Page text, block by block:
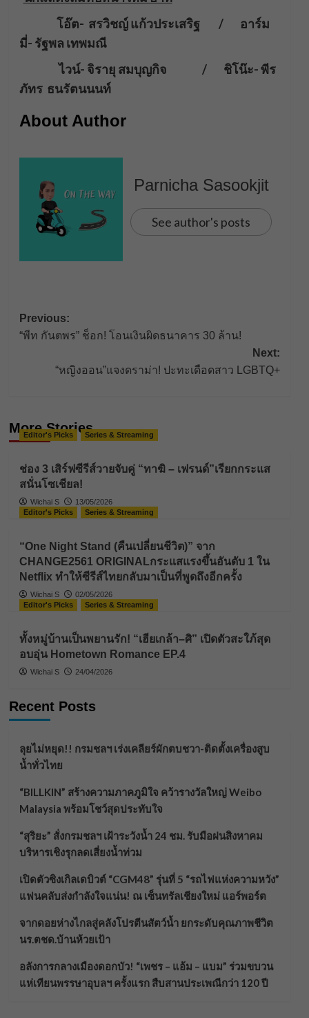
โอ๊ต- สรวิชญ์ แก้วประเสริฐ / อาร์ม
มี่- รัฐพล เทพมณี
ไวน์- จิรายุ สมบุญกิจ / ชิโน๊ะ- พีร
ภัทร ธนรัตนนนท์
About Author
Parnicha Sasookjit
See author's posts
Post
navigation
Previous:
“พีท กันตพร” ช็อก! โอนเงินผิดธนาคาร 30 ล้าน!
Next:
“หญิงออน”แจงดราม่า! ปะทะเดือดสาว LGBTQ+
More Stories
Editor's Picks Series & Streaming
ช่อง 3 เสิร์ฟซีรีส์วายจับคู่ “ทาฆิ – เฟรนด์”เรียกกระแส
สนั่นโซเชียล!
Wichai S
13/05/2026
Editor's Picks
Series & Streaming
“One Night Stand (คืนเปลี่ยนชีวิต)” จาก
CHANGE2561 ORIGINALกระแสแรงขึ้นอันดับ 1 ใน
Netflix ทำให้ซีรีส์ไทยกลับมาเป็นที่พูดถึงอีกครั้ง
Wichai S
02/05/2026
Editor's Picks
Series & Streaming
ทั้งหมู่บ้านเป็นพยานรัก! “เฮียเกล้า–ศิ” เปิดตัวสะใภ้สุด
อบอุ่น Hometown Romance EP.4
Wichai S 24/04/2026
Recent Posts
ลุยไม่หยุด!! กรมชลฯ เร่งเคลียร์ผักตบชวา-ติดตั้งเครื่องสูบ
น้ำทั่วไทย
“BILLKIN” สร้างความภาคภูมิใจ คว้ารางวัลใหญ่ Weibo
Malaysia พร้อมโชว์สุดประทับใจ
“สุริยะ” สั่งกรมชลฯ เฝ้าระวังน้ำ 24 ชม. รับมือฝนสิงหาคม
บริหารเชิงรุกลดเสี่ยงน้ำท่วม
เปิดตัวซิงเกิลเดบิวต์ “CGM48” รุ่นที่ 5 “รถไฟแห่งความหวัง”
แฟนคลับส่งกำลังใจแน่น! ณ เซ็นทรัลเชียงใหม่ แอร์พอร์ต
จากดอยห่างไกลสู่คลังโปรตีนสัตว์น้ำ ยกระดับคุณภาพชีวิต
นร.ตชด.บ้านห้วยเป้า
อลังการกลางเมืองดอกบัว! “เพชร – แอ้ม – แบม” ร่วมขบวน
แห่เทียนพรรษาอุบลฯ ครั้งแรก สืบสานประเพณีกว่า 120 ปี